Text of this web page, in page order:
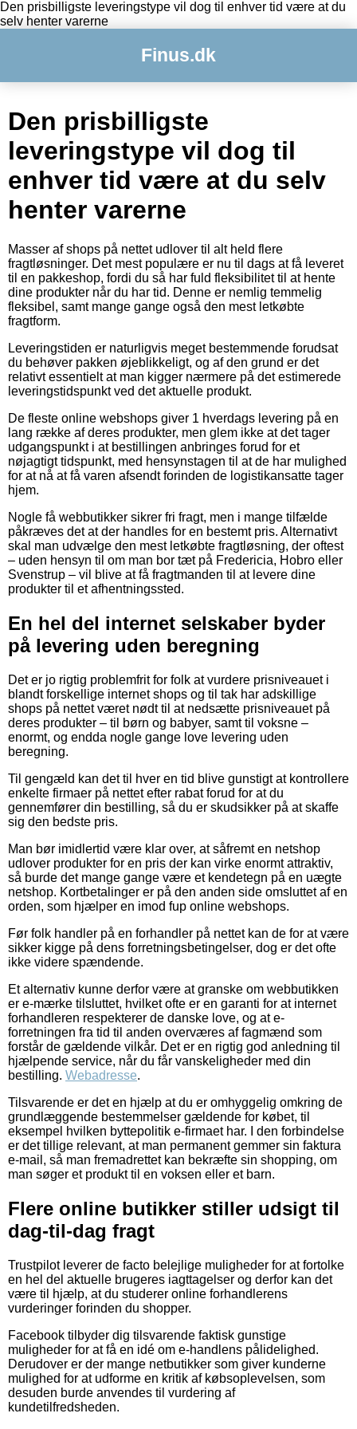
Den prisbilligste leveringstype vil dog til enhver tid være at du
selv henter varerne
Finus.dk
Den prisbilligste
leveringstype vil dog til
enhver tid være at du selv
henter varerne
Masser af shops på nettet udlover til alt held flere
fragtløsninger. Det mest populære er nu til dags at få leveret
til en pakkeshop, fordi du så har fuld fleksibilitet til at hente
dine produkter når du har tid. Denne er nemlig temmelig
fleksibel, samt mange gange også den mest letkøbte
fragtform.
Leveringstiden er naturligvis meget bestemmende forudsat
du behøver pakken øjeblikkeligt, og af den grund er det
relativt essentielt at man kigger nærmere på det estimerede
leveringstidspunkt ved det aktuelle produkt.
De fleste online webshops giver 1 hverdags levering på en
lang række af deres produkter, men glem ikke at det tager
udgangspunkt i at bestillingen anbringes forud for et
nøjagtigt tidspunkt, med hensynstagen til at de har mulighed
for at nå at få varen afsendt forinden de logistikansatte tager
hjem.
Nogle få webbutikker sikrer fri fragt, men i mange tilfælde
påkræves det at der handles for en bestemt pris. Alternativt
skal man udvælge den mest letkøbte fragtløsning, der oftest
– uden hensyn til om man bor tæt på Fredericia, Hobro eller
Svenstrup – vil blive at få fragtmanden til at levere dine
produkter til et afhentningssted.
En hel del internet selskaber byder
på levering uden beregning
Det er jo rigtig problemfrit for folk at vurdere prisniveauet i
blandt forskellige internet shops og til tak har adskillige
shops på nettet været nødt til at nedsætte prisniveauet på
deres produkter – til børn og babyer, samt til voksne –
enormt, og endda nogle gange love levering uden
beregning.
Til gengæld kan det til hver en tid blive gunstigt at kontrollere
enkelte firmaer på nettet efter rabat forud for at du
gennemfører din bestilling, så du er skudsikker på at skaffe
sig den bedste pris.
Man bør imidlertid være klar over, at såfremt en netshop
udlover produkter for en pris der kan virke enormt attraktiv,
så burde det mange gange være et kendetegn på en uægte
netshop. Kortbetalinger er på den anden side omsluttet af en
orden, som hjælper en imod fup online webshops.
Før folk handler på en forhandler på nettet kan de for at være
sikker kigge på dens forretningsbetingelser, dog er det ofte
ikke videre spændende.
Et alternativ kunne derfor være at granske om webbutikken
er e-mærke tilsluttet, hvilket ofte er en garanti for at internet
forhandleren respekterer de danske love, og at e-
forretningen fra tid til anden overværes af fagmænd som
forstår de gældende vilkår. Det er en rigtig god anledning til
hjælpende service, når du får vanskeligheder med din
bestilling. Webadresse.
Tilsvarende er det en hjælp at du er omhyggelig omkring de
grundlæggende bestemmelser gældende for købet, til
eksempel hvilken byttepolitik e-firmaet har. I den forbindelse
er det tillige relevant, at man permanent gemmer sin faktura
e-mail, så man fremadrettet kan bekræfte sin shopping, om
man søger et produkt til en voksen eller et barn.
Flere online butikker stiller udsigt til
dag-til-dag fragt
Trustpilot leverer de facto belejlige muligheder for at fortolke
en hel del aktuelle brugeres iagttagelser og derfor kan det
være til hjælp, at du studerer online forhandlerens
vurderinger forinden du shopper.
Facebook tilbyder dig tilsvarende faktisk gunstige
muligheder for at få en idé om e-handlens pålidelighed.
Derudover er der mange netbutikker som giver kunderne
mulighed for at udforme en kritik af købsoplevelsen, som
desuden burde anvendes til vurdering af
kundetilfredsheden.